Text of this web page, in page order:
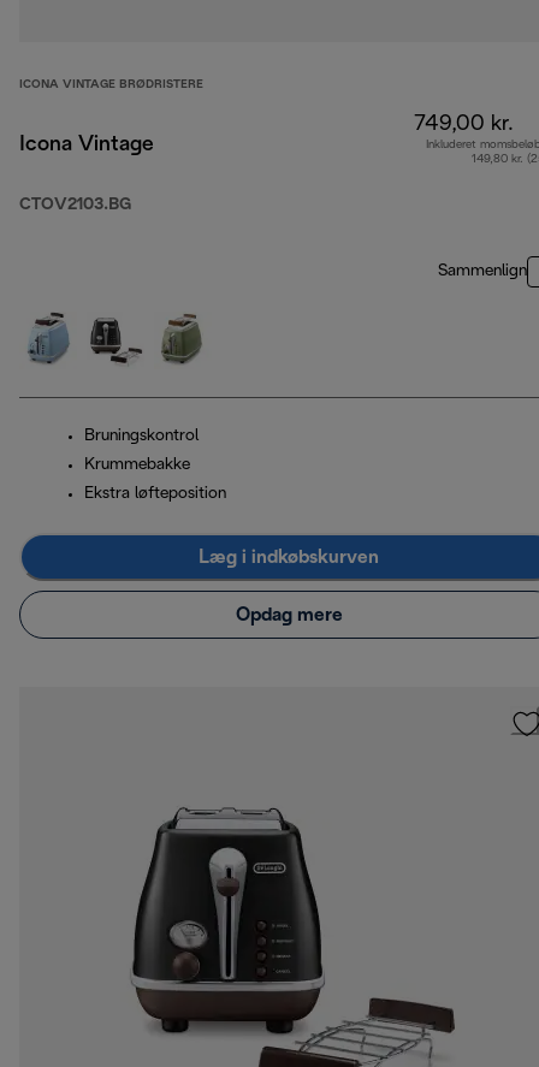
ICONA VINTAGE BRØDRISTERE
Icona Vintage
CTOV2103.BG
749,00 kr.
Inkluderet
149,80 kr.
Sammenlign
Bruningskontrol
Krummebakke
Ekstra løfteposition
Læg i indkøbskurven
Opdag mere